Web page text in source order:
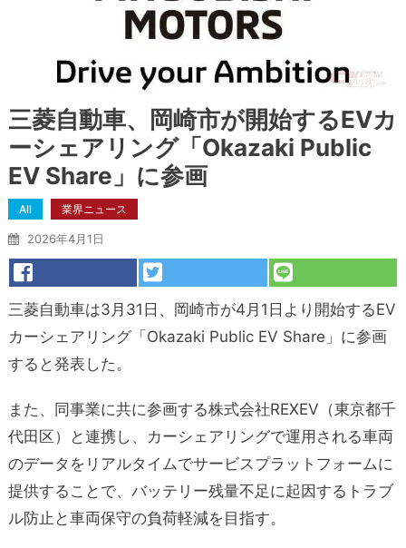
三菱自動車、岡崎市が開始するEVカ
ーシェアリング「Okazaki Public
EV Share」に参画
All 業界ニュース
2026年4月1日
三菱自動車は3月31日、岡崎市が4月1日より開始するEV
カーシェアリング「Okazaki Public EV Share」に参画
すると発表した。
また、同事業に共に参画する株式会社REXEV（東京都千
代田区）と連携し、カーシェアリングで運用される車両
のデータをリアルタイムでサービスプラットフォームに
提供することで、バッテリー残量不足に起因するトラブ
ル防止と車両保守の負荷軽減を目指す。